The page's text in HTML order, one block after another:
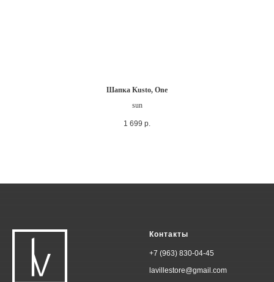
Шапка Kusto, One
sun
1 699 р.
Контакты
+7 (963) 830-04-45
lavillestore@gmail.com